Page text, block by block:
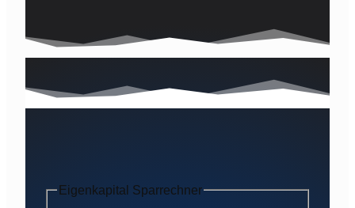
Eigenkapital Sparrechner